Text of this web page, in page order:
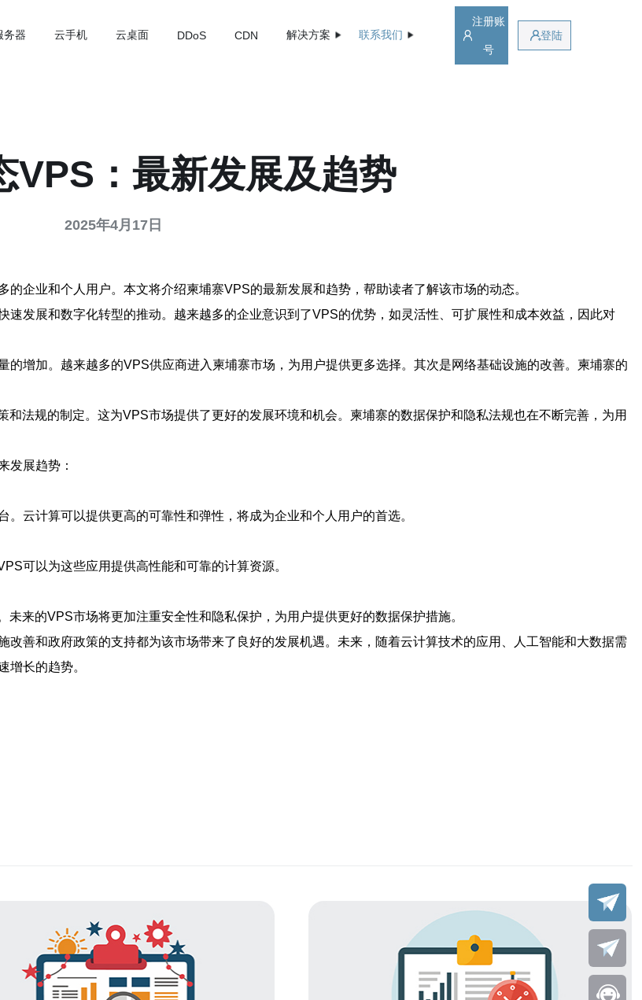
务器 云手机 云桌面 DDoS CDN 解决方案 联系我们
注册账
号
登陆
VPS：最新发展及趋势
2025年4月17日
企业和个人用户。本文将介绍柬埔寨VPS的最新发展和趋势，帮助读者了解该市场的动态。
发展和数字化转型的推动。越来越多的企业意识到了VPS的优势，如灵活性、可扩展性和成本效益，因此对
增加。越来越多的VPS供应商进入柬埔寨市场，为用户提供更多选择。其次是网络基础设施的改善。柬埔寨的
法规的制定。这为VPS市场提供了更好的发展环境和机会。柬埔寨的数据保护和隐私法规也在不断完善，为用
发展趋势：
云计算可以提供更高的可靠性和弹性，将成为企业和个人用户的首选。
可以为这些应用提供高性能和可靠的计算资源。
来的VPS市场将更加注重安全性和隐私保护，为用户提供更好的数据保护措施。
善和政府政策的支持都为该市场带来了良好的发展机遇。未来，随着云计算技术的应用、人工智能和大数据需
增长的趋势。